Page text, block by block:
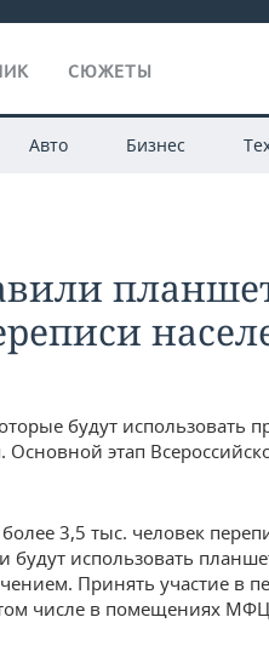
СЮЖЕТЫ
Авто Бизнес
будут использовать
Основной этап
3,5 тыс. человек
использовать
Принять участие в
том числе в помещениях